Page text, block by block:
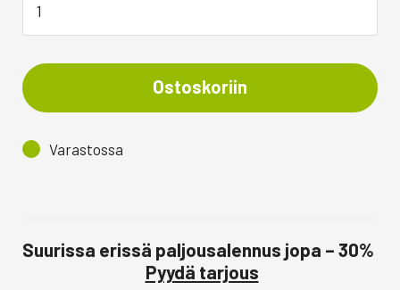
Ostoskoriin
Varastossa
Suurissa erissä paljousalennus jopa – 30%
Pyydä tarjous